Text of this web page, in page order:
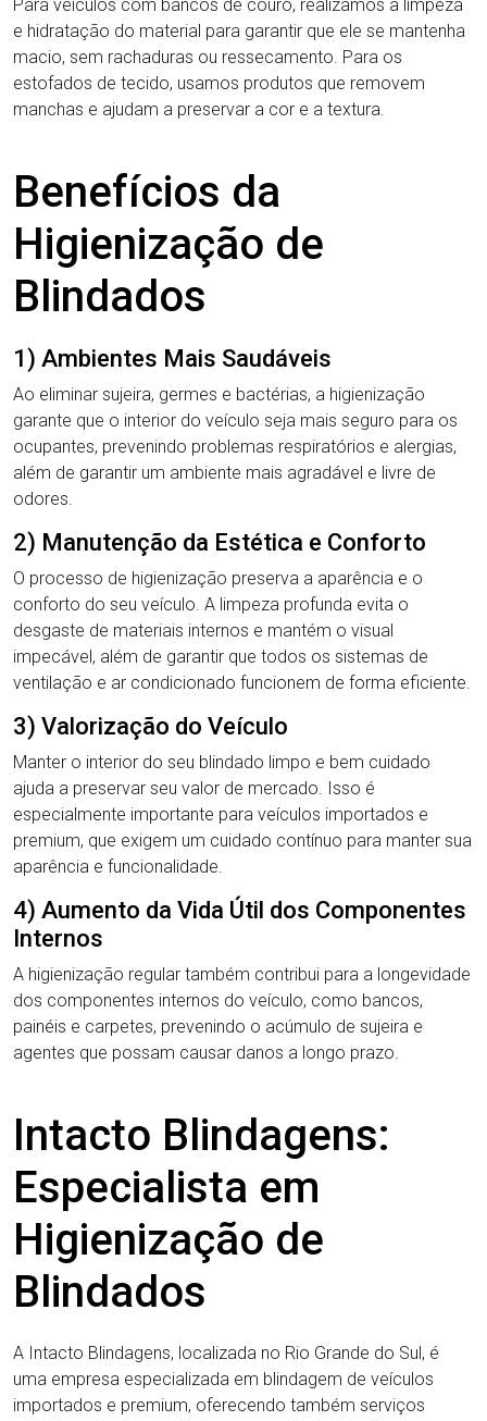
Para veículos com bancos de couro, realizamos a limpeza
e hidratação do material para garantir que ele se mantenha
macio, sem rachaduras ou ressecamento. Para os
estofados de tecido, usamos produtos que removem
manchas e ajudam a preservar a cor e a textura.
Benefícios da
Higienização de
Blindados
1) Ambientes Mais Saudáveis
Ao eliminar sujeira, germes e bactérias, a higienização
garante que o interior do veículo seja mais seguro para os
ocupantes, prevenindo problemas respiratórios e alergias,
além de garantir um ambiente mais agradável e livre de
odores.
2) Manutenção da Estética e Conforto
O processo de higienização preserva a aparência e o
conforto do seu veículo. A limpeza profunda evita o
desgaste de materiais internos e mantém o visual
impecável, além de garantir que todos os sistemas de
ventilação e ar condicionado funcionem de forma eficiente.
3) Valorização do Veículo
Manter o interior do seu blindado limpo e bem cuidado
ajuda a preservar seu valor de mercado. Isso é
especialmente importante para veículos importados e
premium, que exigem um cuidado contínuo para manter sua
aparência e funcionalidade.
4) Aumento da Vida Útil dos Componentes
Internos
A higienização regular também contribui para a longevidade
dos componentes internos do veículo, como bancos,
painéis e carpetes, prevenindo o acúmulo de sujeira e
agentes que possam causar danos a longo prazo.
Intacto Blindagens:
Especialista em
Higienização de
Blindados
A Intacto Blindagens, localizada no Rio Grande do Sul, é
uma empresa especializada em blindagem de veículos
importados e premium, oferecendo também serviços